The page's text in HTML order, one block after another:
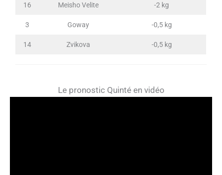
16 Meisho Velite -2 kg
3 Goway -0,5 kg
14 Zvikova -0,5 kg
Le pronostic Quinté en vidéo